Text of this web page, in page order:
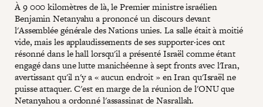
À 9 000 kilomètres de là, le Premier ministre israélien
Benjamin Netanyahu a prononcé un discours devant
l'Assemblée générale des Nations unies. La salle était à moitié
vide, mais les applaudissements de ses supporter·ices ont
résonné dans le hall lorsqu'il a présenté Israël comme étant
engagé dans une lutte manichéenne à sept fronts avec l'Iran,
avertissant qu'il n'y a « aucun endroit » en Iran qu'Israël ne
puisse attaquer. C'est en marge de la réunion de l'ONU que
Netanyahou a ordonné l'assassinat de Nasrallah.